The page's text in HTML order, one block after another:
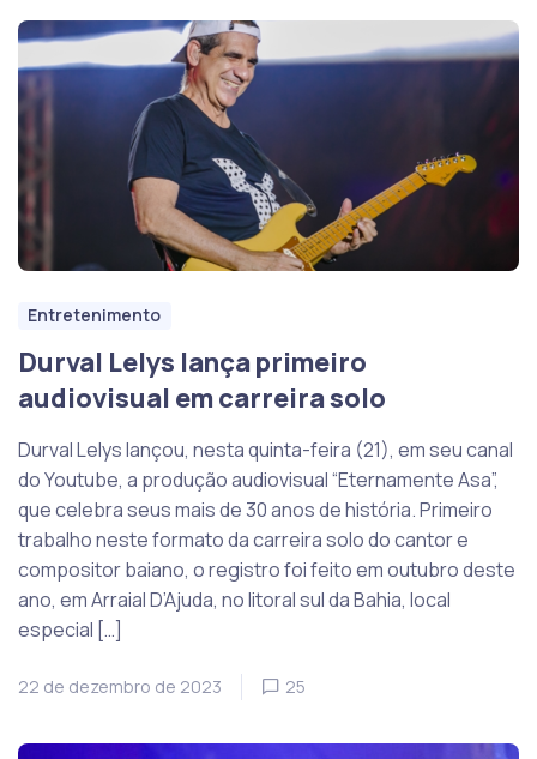
Entretenimento
Durval Lelys lança primeiro
audiovisual em carreira solo
Durval Lelys lançou, nesta quinta-feira (21), em seu canal
do Youtube, a produção audiovisual “Eternamente Asa”,
que celebra seus mais de 30 anos de história. Primeiro
trabalho neste formato da carreira solo do cantor e
compositor baiano, o registro foi feito em outubro deste
ano, em Arraial D’Ajuda, no litoral sul da Bahia, local
especial […]
22 de dezembro de 2023 25